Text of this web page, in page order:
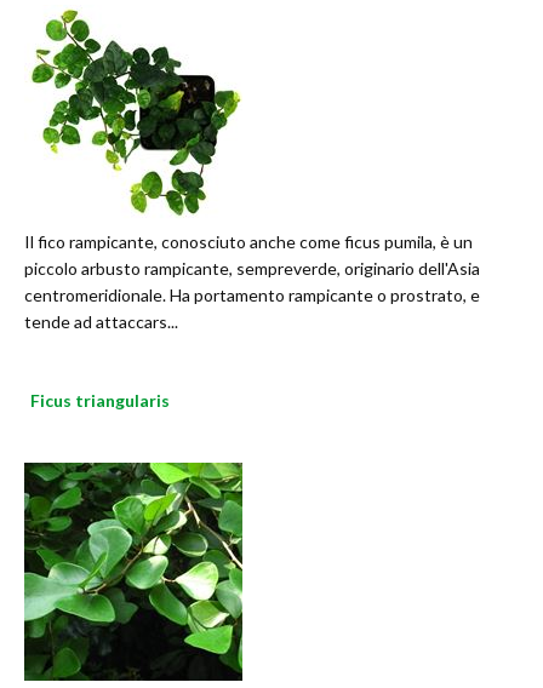
Il fico rampicante, conosciuto anche come ficus pumila, è un
piccolo arbusto rampicante, sempreverde, originario dell'Asia
centromeridionale. Ha portamento rampicante o prostrato, e
tende ad attaccars...
Ficus triangularis